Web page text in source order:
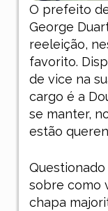
O prefeito
George
reeleição,
favorito.
de vice na
cargo é a
se manter,
estão
sobre como
chapa